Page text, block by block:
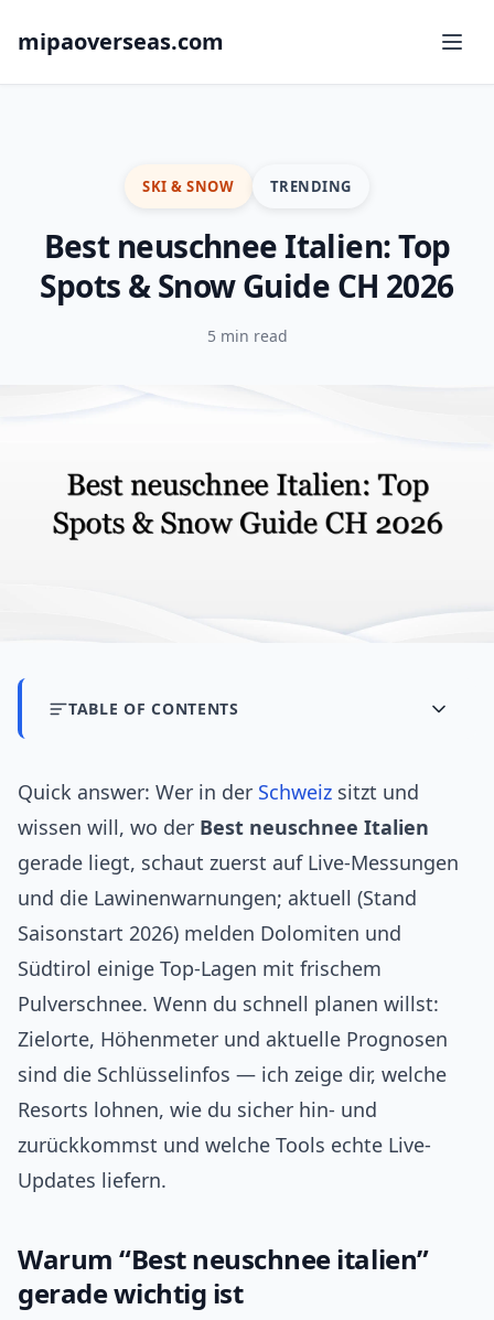
mipaoverseas.com
SKI & SNOW TRENDING
Best neuschnee Italien: Top
Spots & Snow Guide CH 2026
5 min read
TABLE OF CONTENTS
Quick answer: Wer in der Schweiz sitzt und
wissen will, wo der Best neuschnee Italien
gerade liegt, schaut zuerst auf Live-Messungen
und die Lawinenwarnungen; aktuell (Stand
Saisonstart 2026) melden Dolomiten und
Südtirol einige Top-Lagen mit frischem
Pulverschnee. Wenn du schnell planen willst:
Zielorte, Höhenmeter und aktuelle Prognosen
sind die Schlüsselinfos — ich zeige dir, welche
Resorts lohnen, wie du sicher hin- und
zurückkommst und welche Tools echte Live-
Updates liefern.
Warum “Best neuschnee italien”
gerade wichtig ist